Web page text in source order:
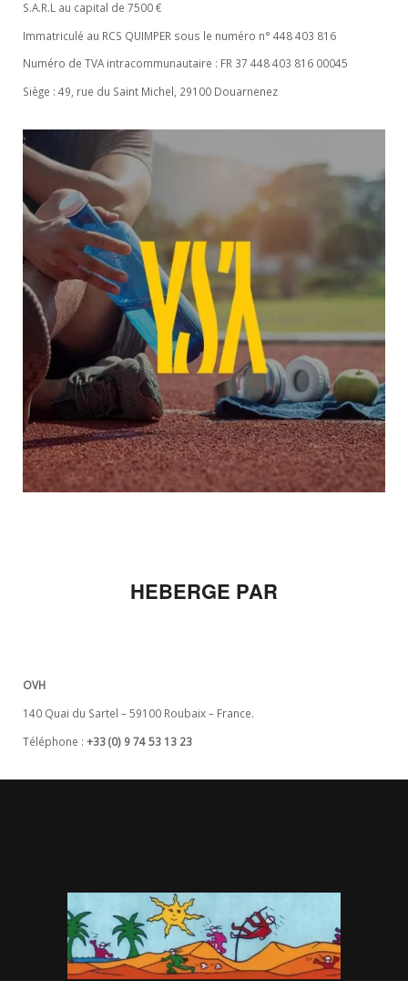
S.A.R.L au capital de 7500 €
Immatriculé au RCS QUIMPER sous le numéro n° 448 403 816
Numéro de TVA intracommunautaire : FR 37 448 403 816 00045
Siège : 49, rue du Saint Michel, 29100 Douarnenez
HEBERGE PAR
OVH
140 Quai du Sartel – 59100 Roubaix – France.
Téléphone : +33 (0) 9 74 53 13 23